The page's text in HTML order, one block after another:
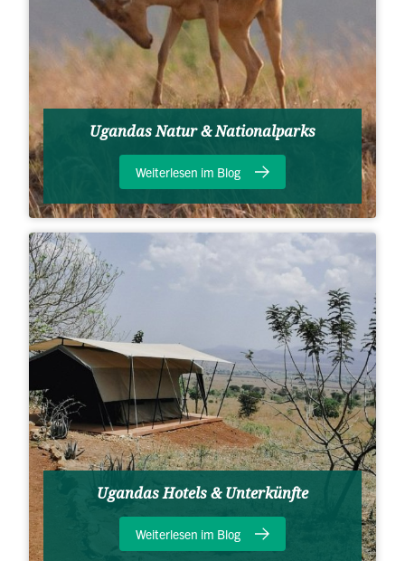
Ugandas Natur & Nationalparks
Weiterlesen im Blog
Ugandas Hotels & Unterkünfte
Weiterlesen im Blog